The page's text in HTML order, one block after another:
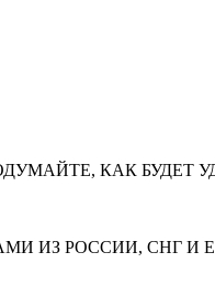
КАК БУДЕТ
ИЗ РОССИИ, СНГ И